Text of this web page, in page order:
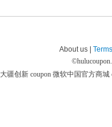
About us |
©
大疆创新 coupon 微软中国官方商城